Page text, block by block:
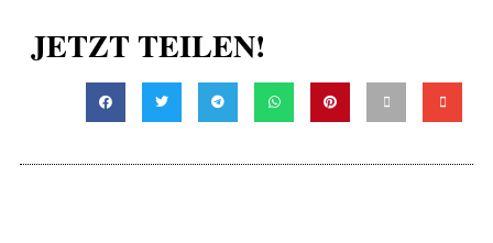
JETZT TEILEN!